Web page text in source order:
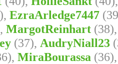
EzraArledge7447
MargotReinhart
(37), AudryNiall23
MiraBourassa